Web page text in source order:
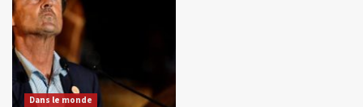
Dans le monde